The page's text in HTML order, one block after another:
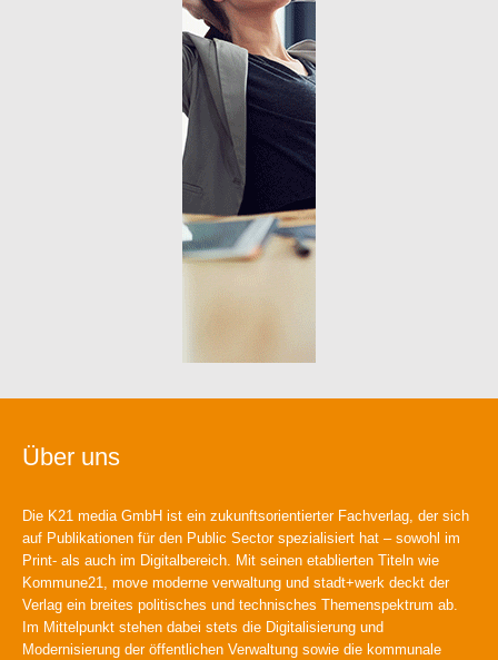
Über uns
Die K21 media GmbH ist ein zukunftsorientierter Fachverlag, der sich
auf Publikationen für den Public Sector spezialisiert hat – sowohl im
Print- als auch im Digitalbereich. Mit seinen etablierten Titeln wie
Kommune21, move moderne verwaltung und stadt+werk deckt der
Verlag ein breites politisches und technisches Themenspektrum ab.
Im Mittelpunkt stehen dabei stets die Digitalisierung und
Modernisierung der öffentlichen Verwaltung sowie die kommunale